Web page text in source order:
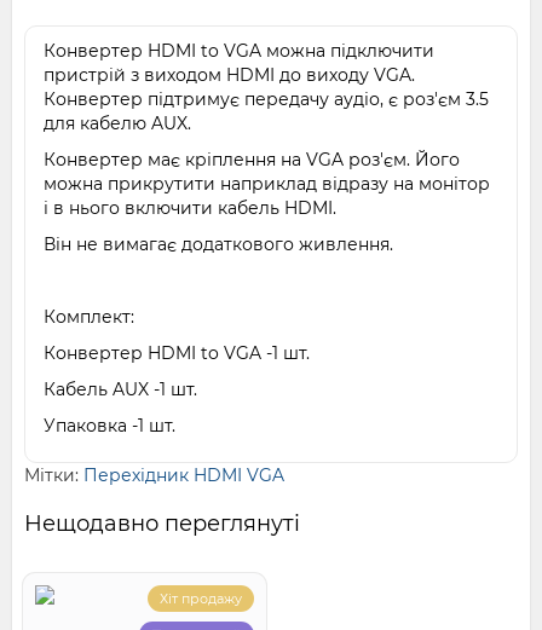
Конвертер HDMI to VGA можна підключити
пристрій з виходом HDMI до виходу VGA.
Конвертер підтримує передачу аудіо, є роз'єм 3.5
для кабелю AUX.
Конвертер має кріплення на VGA роз'єм. Його
можна прикрутити наприклад відразу на монітор
і в нього включити кабель HDMI.
Він не вимагає додаткового живлення.
Комплект:
Конвертер HDMI to VGA -1 шт.
Кабель AUX -1 шт.
Упаковка -1 шт.
Мітки: Перехідник HDMI VGA
Нещодавно переглянуті
Хіт продажу